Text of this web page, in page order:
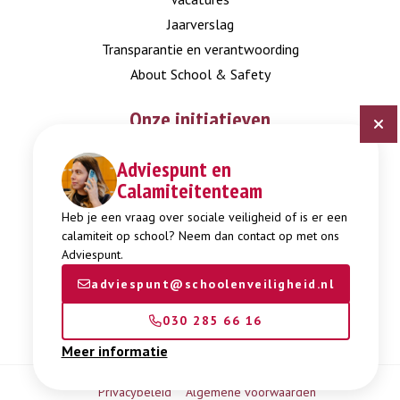
Adviespunt en
Calamiteitenteam
Heb je een vraag over sociale veiligheid of is er een
calamiteit op school? Neem dan contact op met ons
Adviespunt.
adviespunt@schoolenveiligheid.nl
030 285 66 16
Meer informatie
Jaarverslag
Transparantie en verantwoording
About School & Safety
Onze initiatieven
Digitaal Veiligheidsplan
Expertisepunt Burgerschap
Gendi
Week tegen Pesten
Privacybeleid Algemene voorwaarden